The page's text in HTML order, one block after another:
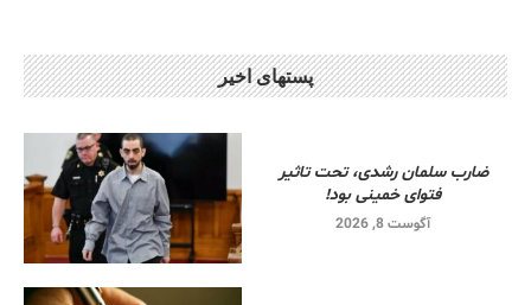
پستهای اخیر
ضارب سلمان رشدی، تحت تاثیر
فتوای خمینی بود!
آگوست 8, 2026